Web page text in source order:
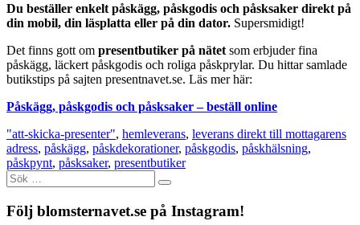
Du beställer enkelt påskägg, påskgodis och påsksaker direkt på
din mobil, din läsplatta eller på din dator. Supersmidigt!
Det finns gott om presentbutiker på nätet som erbjuder fina
påskägg, läckert påskgodis och roliga påskprylar. Du hittar samlade
butikstips på sajten presentnavet.se. Läs mer här:
Påskägg, påskgodis och påsksaker – beställ online
"att-skicka-presenter", hemleverans, leverans direkt till mottagarens
adress, påskägg, påskdekorationer, påskgodis, påskhälsning,
påskpynt, påsksaker, presentbutiker
Sök
efter:
Följ blomsternavet.se på Instagram!